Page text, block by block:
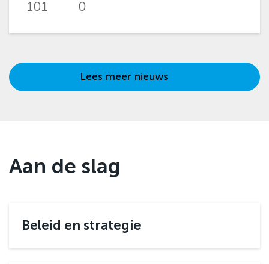
101 0
Lees meer nieuws
Aan de slag
Beleid en strategie